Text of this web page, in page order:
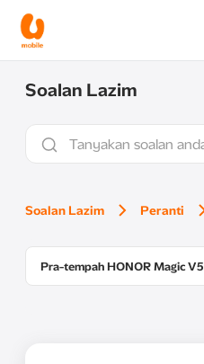
Soalan Lazim
Soalan Lazim Peranti
Pra-tempah HONOR Magic V5